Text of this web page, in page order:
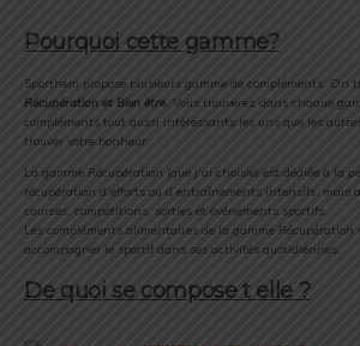
Pourquoi cette gamme?
Sporthem propose plusieurs gamme de compléments. On
Récupération et Bien être. Vous trouverez dans chaque
compléments tout aussi intéressants les uns que les
trouver votre bonheur.
La gamme Récupération (que j’ai choisie) est dédiée à la
récupération d’efforts ou d’entraînements intensifs, mais
courses, compétitions, sorties et événements sportifs.
Les compléments alimentaires de la gamme
accompagner le sportif dans ses activités quotidiennes.
De quoi se compose t elle ?